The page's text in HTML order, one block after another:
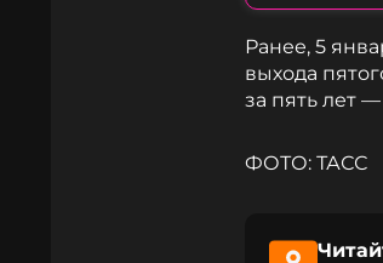
Ранее, 5
выхода
за пять лет
ФОТО: ТАСС